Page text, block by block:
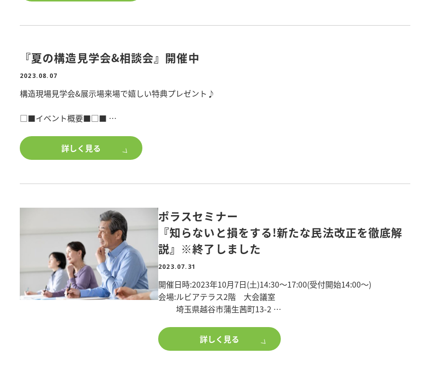
■所在地/千葉県流山市
築、土地活用にご興味のある方は、
『夏の構造見学会&相談会』開催中
2023.08.07
構造現場見学会&展示場来場で嬉しい特典プレゼント♪
□■イベント概要■□■
構造見学会と展示場への来場で嬉しい特典をプレゼントいたします。
【重量鉄骨造】
・柱と梁だけで建物全体を支える重量鉄骨ラーメン構造
大スパンが飛ばせるので、大開口リビングやビルトインガレージも可能です!
・高い耐久性
250～300㎜角、肉厚9～12㎜の太くて力強い柱が建物を支えます!
・高い断熱性能
詳しく見る
ポラスセミナー
『知らないと損をする!新たな民法改正を徹底解
説』※終了しました
2023.07.31
開催日時:2023年10月7日(土)14:30～17:00(受付開始14:00～)
会場:ルビアテラス2階 大会議室
埼玉県越谷市蒲生茜町13-2
『知らないと損をする!新たな民法改正を徹底解説』
詳しく見る